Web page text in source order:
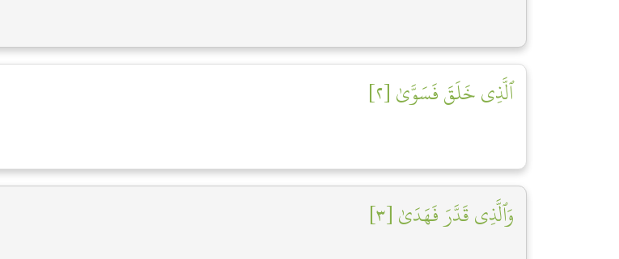
ٱلَّذِي خَلَقَ فَسَوَّىٰ [٢]
وَٱلَّذِي قَدَّرَ فَهَدَىٰ [٣]